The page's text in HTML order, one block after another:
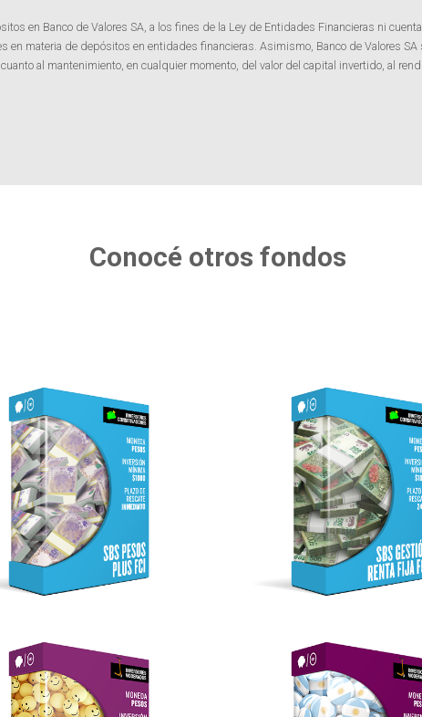
en Banco de Valores SA, a los fines de la Ley de Entidades Financieras ni
en materia de depósitos en entidades financieras. Asimismo, Banco de Valores
al mantenimiento, en cualquier momento, del valor del capital invertido, al
Conocé otros fondos